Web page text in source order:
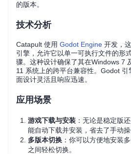
的版本。
技术分析
Catapult 使用 Godot Engine 开发，
引擎，允许它以单一可执行文件的形
骤。这种设计确保了其在Windows 7
11 系统上的跨平台兼容性。Godot
面设计灵活且响应迅速。
应用场景
游戏下载与安装 ：无论是稳定版
能自动下载并安装，省去了手动操
多版本切换 ：你可以方便地安装
之间轻松切换。